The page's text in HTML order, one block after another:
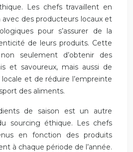
Les chefs travaillent en
des producteurs locaux et
pour s’assurer de la
de leurs produits. Cette
seulement d’obtenir des
et savoureux, mais aussi de
et de réduire l’empreinte
des aliments.
de saison est un autre
sourcing éthique. Les chefs
en fonction des produits
à chaque période de l’année.